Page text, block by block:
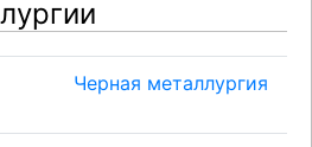
Черная металлургия